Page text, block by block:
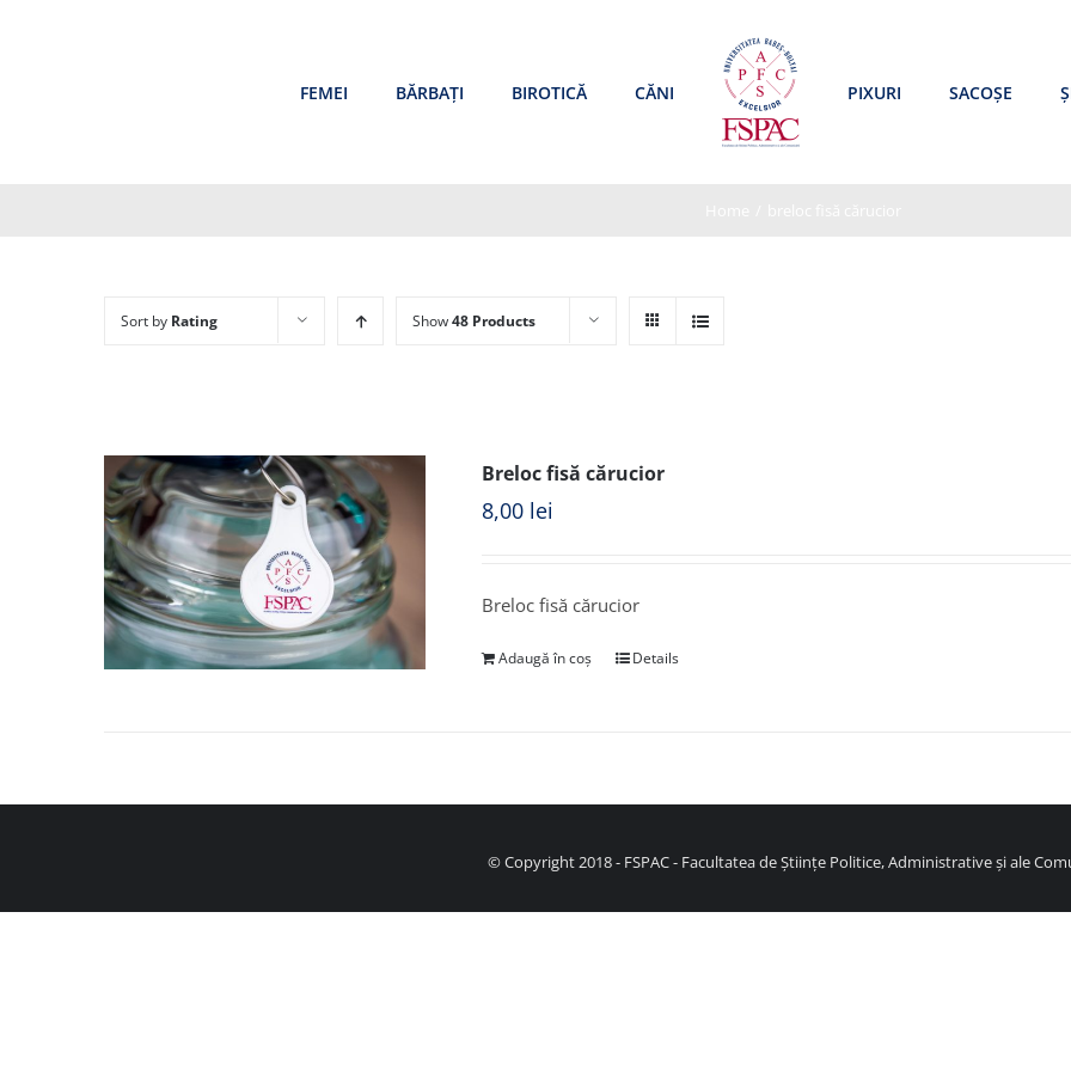
FEMEI BĂRBAȚI BIROTICĂ CĂNI PIXURI SACOȘE
Sort by Rating Show48 Products
Breloc fisă cărucior
8,00 lei
Breloc fisă cărucior
Adaugă în coș Details
© Copyright 2018 - FSPAC - Facultatea de Științe Politice, Administrative și ale